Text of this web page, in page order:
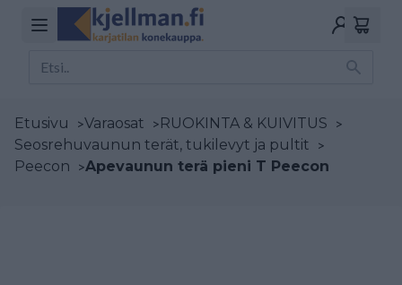
Etusivu >Varaosat >RUOKINTA & KUIVITUS >
Seosrehuvaunun terät, tukilevyt ja pultit >
Peecon >Apevaunun terä pieni T Peecon